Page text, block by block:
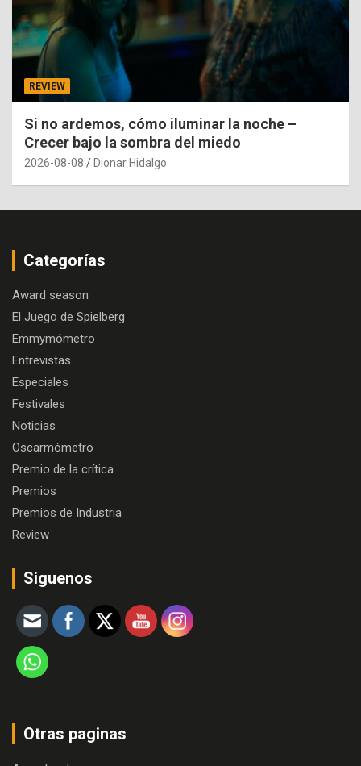
REVIEW
Si no ardemos, cómo iluminar la noche –
Crecer bajo la sombra del miedo
2026-08-08 Dionar Hidalgo
Categorías
Award season
El Juego de Spielberg
Emmymómetro
Entrevistas
Especiales
Festivales
Noticias
Oscarmómetro
Premio de la crítica
Premios
Premios de Industria
Review
Siguenos
Otras paginas